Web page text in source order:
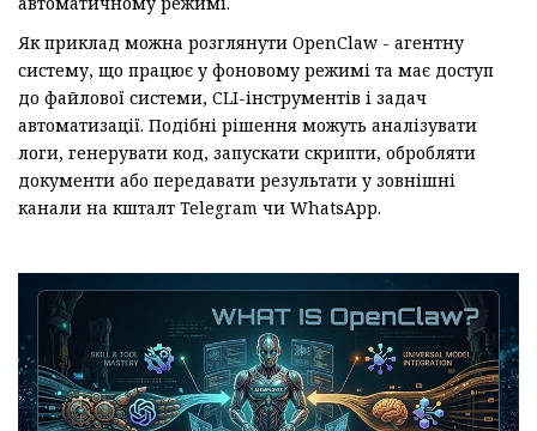
Як приклад можна розглянути OpenClaw - агентну
систему, що працює у фоновому режимі та має доступ
до файлової системи, CLI-інструментів і задач
автоматизації. Подібні рішення можуть аналізувати
логи, генерувати код, запускати скрипти, обробляти
документи або передавати результати у зовнішні
канали на кшталт Telegram чи WhatsApp.